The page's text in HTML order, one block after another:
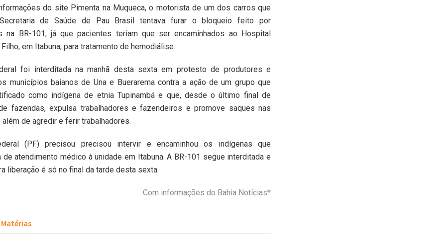
do site Pimenta na Muqueca, o motorista de um dos carros que
de Saúde de Pau Brasil tentava furar o bloqueio feito por
na BR-101, já que pacientes teriam que ser encaminhados ao Hospital
em Itabuna, para tratamento de hemodiálise.
foi interditada na manhã desta sexta em protesto de produtores e
municípios baianos de Una e Buerarema contra a ação de um grupo que
como indígena de etnia Tupinambá e que, desde o último final de
fazendas, expulsa trabalhadores e fazendeiros e promove saques nas
de agredir e ferir trabalhadores.
(PF) precisou precisou intervir e encaminhou os indígenas que
atendimento médico à unidade em Itabuna. A BR-101 segue interditada e
liberação é só no final da tarde desta sexta.
Com informações do Bahia Notícias*
Matérias